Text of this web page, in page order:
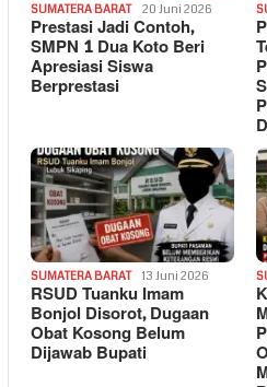
SUMATERA BARAT 20 Juni 2026
Prestasi Jadi Contoh,
SMPN 1 Dua Koto Beri
Apresiasi Siswa
Berprestasi
SUMATERA BARAT 13 Juni 2026
RSUD Tuanku Imam
Bonjol Disorot, Dugaan
Obat Kosong Belum
Dijawab Bupati